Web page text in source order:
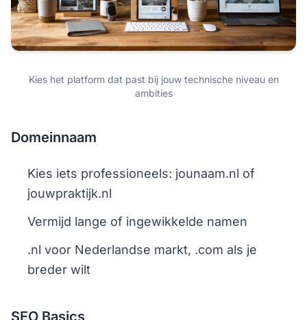
Kies het platform dat past bij jouw technische niveau en
ambities
Domeinnaam
Kies iets professioneels: jounaam.nl of
jouwpraktijk.nl
Vermijd lange of ingewikkelde namen
.nl voor Nederlandse markt, .com als je
breder wilt
SEO Basics